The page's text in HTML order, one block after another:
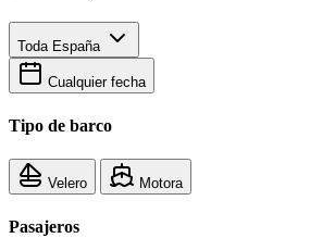
Toda España
Cualquier fecha
Tipo de barco
Velero Motora
Pasajeros